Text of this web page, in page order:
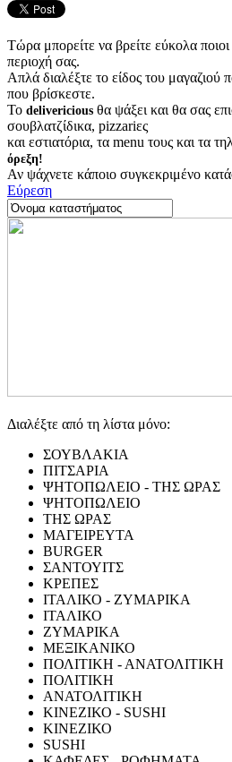
Τώρα μπορείτε να βρείτε εύκολα
περιοχή σας.
Απλά διαλέξτε το είδος του μαγαζιού
που βρίσκεστε.
Το delivericious θα ψάξει και θα σας
σουβλατζίδικα, pizzariες
και εστιατόρια, τα menu τους και τα
όρεξη!
Αν ψάχνετε κάποιο συγκεκριμένο
Εύρεση
Διαλέξτε από τη λίστα μόνο:
ΣΟΥΒΛΑΚΙΑ
ΠΙΤΣΑΡΙΑ
ΨΗΤΟΠΩΛΕΙΟ - ΤΗΣ ΩΡΑΣ
ΨΗΤΟΠΩΛΕΙΟ
ΤΗΣ ΩΡΑΣ
ΜΑΓΕΙΡΕΥΤΑ
BURGER
ΣΑΝΤΟΥΙΤΣ
ΚΡΕΠΕΣ
ΙΤΑΛΙΚΟ - ΖΥΜΑΡΙΚΑ
ΙΤΑΛΙΚΟ
ΖΥΜΑΡΙΚΑ
ΜΕΞΙΚΑΝΙΚΟ
ΠΟΛΙΤΙΚΗ - ΑΝΑΤΟΛΙΤΙΚΗ
ΠΟΛΙΤΙΚΗ
ΑΝΑΤΟΛΙΤΙΚΗ
ΚΙΝΕΖΙΚΟ - SUSHI
ΚΙΝΕΖΙΚΟ
SUSHI